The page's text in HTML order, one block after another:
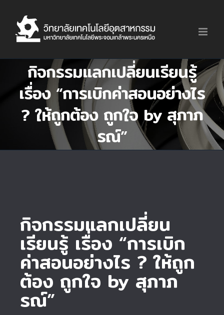
content
กิจกรรมแลกเปลี่ยนเรียนรู้
เรื่อง “การเบิกค่าสอนอย่างไร
? ให้ถูกต้อง ถูกใจ by สุภาภ
รณ์”
กิจกรรมแลกเปลี่ยน
เรียนรู้ เรื่อง “การเบิก
ค่าสอนอย่างไร ? ให้ถูก
ต้อง ถูกใจ by สุภาภ
รณ์”